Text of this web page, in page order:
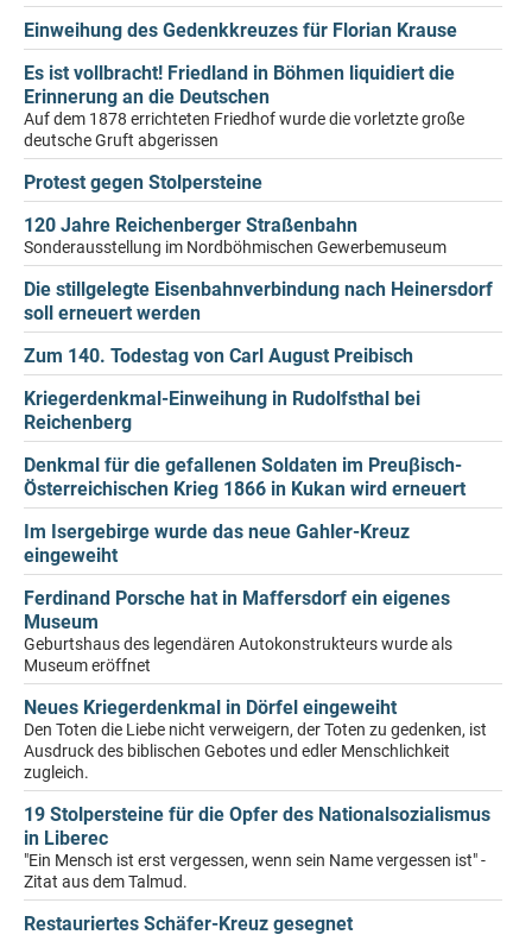
Einweihung des Gedenkkreuzes für Florian Krause
Es ist vollbracht! Friedland in Böhmen liquidiert die
Erinnerung an die Deutschen
Auf dem 1878 errichteten Friedhof wurde die vorletzte große
deutsche Gruft abgerissen
Protest gegen Stolpersteine
120 Jahre Reichenberger Straßenbahn
Sonderausstellung im Nordböhmischen Gewerbemuseum
Die stillgelegte Eisenbahnverbindung nach Heinersdorf
soll erneuert werden
Zum 140. Todestag von Carl August Preibisch
Kriegerdenkmal-Einweihung in Rudolfsthal bei
Reichenberg
Denkmal für die gefallenen Soldaten im Preuβisch-
Österreichischen Krieg 1866 in Kukan wird erneuert
Im Isergebirge wurde das neue Gahler-Kreuz
eingeweiht
Ferdinand Porsche hat in Maffersdorf ein eigenes
Museum
Geburtshaus des legendären Autokonstrukteurs wurde als
Museum eröffnet
Neues Kriegerdenkmal in Dörfel eingeweiht
Den Toten die Liebe nicht verweigern, der Toten zu gedenken, ist
Ausdruck des biblischen Gebotes und edler Menschlichkeit
zugleich.
19 Stolpersteine für die Opfer des Nationalsozialismus
in Liberec
"Ein Mensch ist erst vergessen, wenn sein Name vergessen ist" -
Zitat aus dem Talmud.
Restauriertes Schäfer-Kreuz gesegnet